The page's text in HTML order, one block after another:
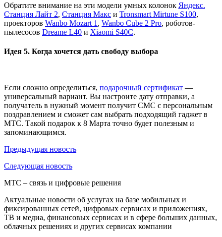
Обратите внимание на эти модели умных колонок Яндекс.
Станция Лайт 2, Станция Макс и Tronsmart Mirtune S100,
проекторов Wanbo Mozart 1 , Wanbo Cube 2 Pro, роботов-
пылесосов Dreame L40 и Xiaomi S40C.
Идея 5. Когда хочется дать свободу выбора
Если сложно определиться, подарочный сертификат —
универсальный вариант. Вы настроите дату отправки, а
получатель в нужный момент получит СМС с персональным
поздравлением и сможет сам выбрать подходящий гаджет в
МТС. Такой подарок к 8 Марта точно будет полезным и
запоминающимся.
Предыдущая новость
Следующая новость
МТС – связь и цифровые решения
Актуальные новости об услугах на базе мобильных и
фиксированных сетей, цифровых сервисах и приложениях,
ТВ и медиа, финансовых сервисах и в сфере больших данных,
облачных решениях и других сервисах компании